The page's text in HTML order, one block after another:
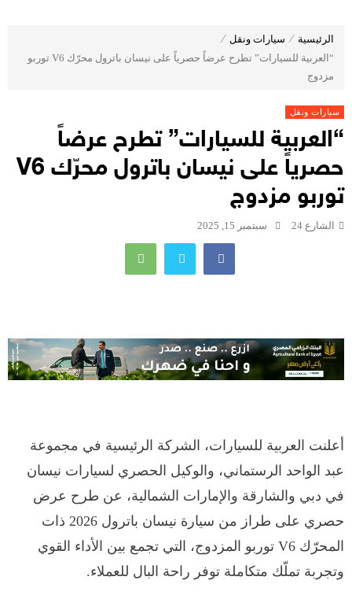
الرئيسية ⁄ سيارات ونقل ⁄
“العربية للسيارات” تطرح عرضاً حصرياً على نيسان باترول محرّك V6 توربو
مزدوج
سيارات ونقل
“العربية للسيارات” تطرح عرضاً
حصرياً على نيسان باترول محرّك V6
توربو مزدوج
الشارع 24 سبتمبر 15, 2025
أعلنت العربية للسيارات، الشركة الرئيسية في مجموعة
عبد الواحد الرستماني، والوكيل الحصري لسيارات نيسان
في دبي والشارقة والإمارات الشمالية، عن طرح عرض
حصري على طراز من سيارة نيسان باترول 2026 ذات
المحرّك V6 توربو المزدوج، التي تجمع بين الأداء القوي
وتجربة تملّك متكاملة توفر راحة البال للعملاء.